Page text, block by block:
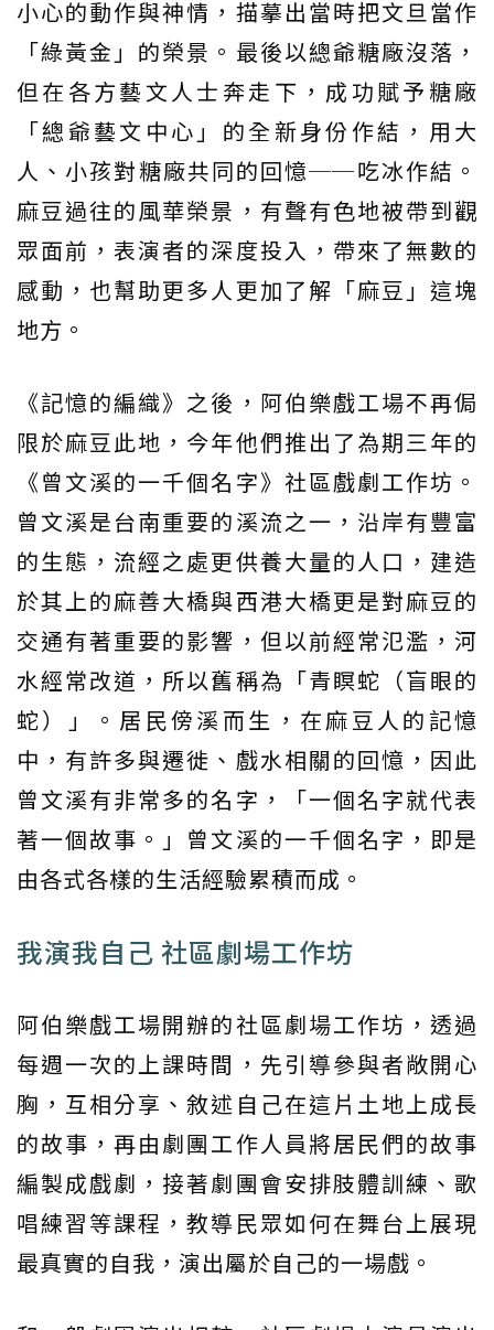
小心的動作與神情，描摹出當時把文旦當作
「綠黃金」的榮景。最後以總爺糖廠沒落，
但在各方藝文人士奔走下，成功賦予糖廠
「總爺藝文中心」的全新身份作結，用大
人、小孩對糖廠共同的回憶──吃冰作結。
麻豆過往的風華榮景，有聲有色地被帶到觀
眾面前，表演者的深度投入，帶來了無數的
感動，也幫助更多人更加了解「麻豆」這塊
地方。
《記憶的編織》之後，阿伯樂戲工場不再侷
限於麻豆此地，今年他們推出了為期三年的
《曾文溪的一千個名字》社區戲劇工作坊。
曾文溪是台南重要的溪流之一，沿岸有豐富
的生態，流經之處更供養大量的人口，建造
於其上的麻善大橋與西港大橋更是對麻豆的
交通有著重要的影響，但以前經常氾濫，河
水經常改道，所以舊稱為「青瞑蛇（盲眼的
蛇）」。居民傍溪而生，在麻豆人的記憶
中，有許多與遷徙、戲水相關的回憶，因此
曾文溪有非常多的名字，「一個名字就代表
著一個故事。」曾文溪的一千個名字，即是
由各式各樣的生活經驗累積而成。
我演我自己 社區劇場工作坊
阿伯樂戲工場開辦的社區劇場工作坊，透過
每週一次的上課時間，先引導參與者敞開心
胸，互相分享、敘述自己在這片土地上成長
的故事，再由劇團工作人員將居民們的故事
編製成戲劇，接著劇團會安排肢體訓練、歌
唱練習等課程，教導民眾如何在舞台上展現
最真實的自我，演出屬於自己的一場戲。